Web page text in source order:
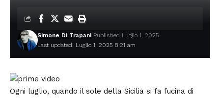
Last updated: Luglio 1, 2025 8:21 am
Simone Di Trapani Published Luglio 1, 2025
Ogni luglio, quando il sole della Sicilia si fa fucina di